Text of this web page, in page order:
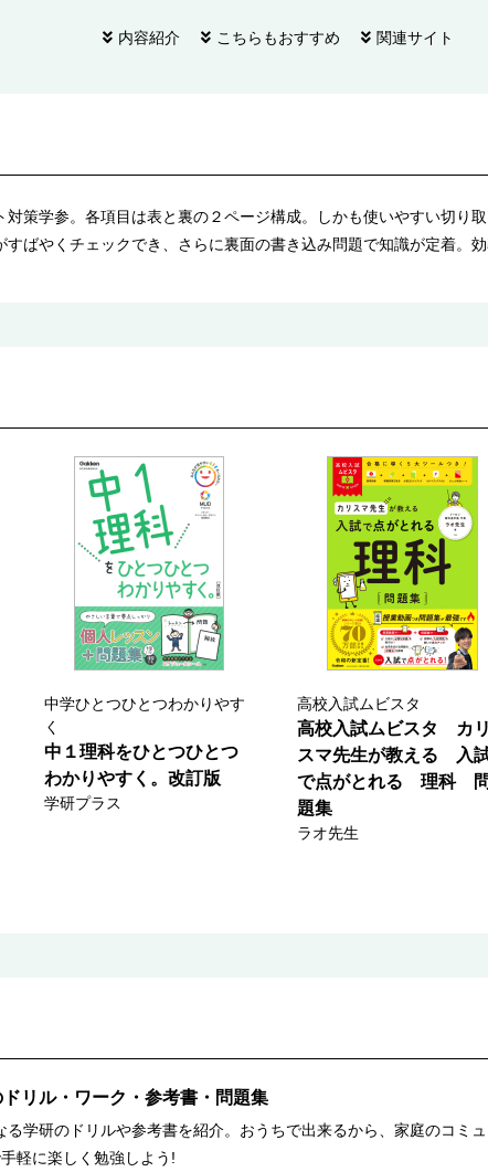
内容紹介 こちらもおすすめ 関連サイト
策学参。各項目は表と裏の２ページ構成。しかも使いやすい切り
ばやくチェックでき、さらに裏面の書き込み問題で知識が定着。効
中学ひとつひとつわかりやす
く
中１理科をひとつひとつ
わかりやすく。改訂版
学研プラス
高校入試ムビスタ
高校入試ムビスタ カリ
スマ先生が教える 入
で点がとれる 理科 問
題集
ラオ先生
リル・ワーク・参考書・問題集
学研のドリルや参考書を紹介。おうちで出来るから、家庭のコミ
軽に楽しく勉強しよう!